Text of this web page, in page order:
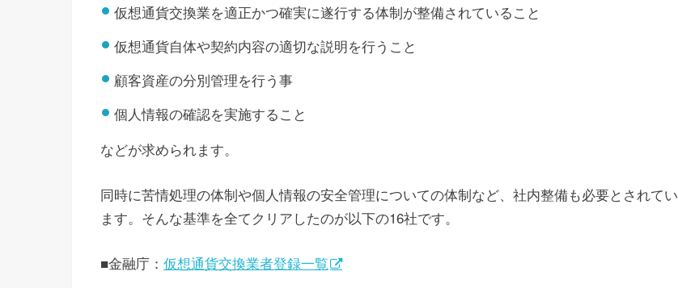
仮想通貨交換業を適正かつ確実に遂行する体制が整備されていること
仮想通貨自体や契約内容の適切な説明を行うこと
顧客資産の分別管理を行う事
個人情報の確認を実施すること
などが求められます。
同時に苦情処理の体制や個人情報の安全管理についての体制など、社内整備も必要とされてい
ます。そんな基準を全てクリアしたのが以下の16社です。
■金融庁： 仮想通貨交換業者登録一覧